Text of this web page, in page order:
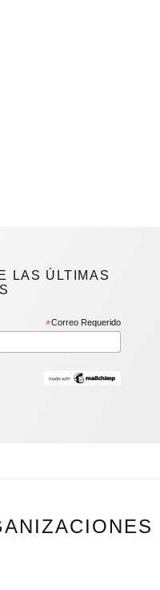
LAS ÚLTIMAS
*Correo Requerido